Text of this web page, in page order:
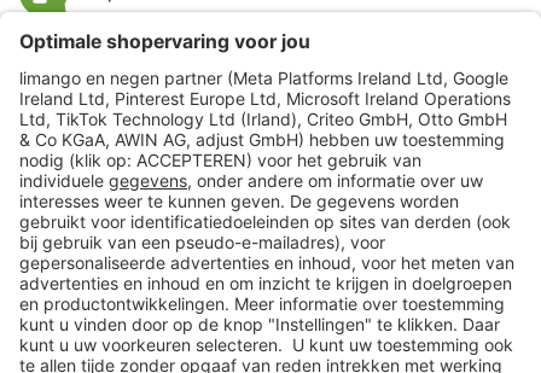
limango
Veilig winkelen
Klantenservice
Shop
Acties